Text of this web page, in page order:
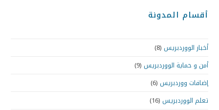
أقسام المدونة
أخبار الووردبريس (8)
أمن و حماية الووردبريس (9)
إضافات ووردبريس (6)
تعلم الووردبريس (16)